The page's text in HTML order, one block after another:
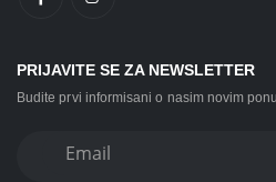
PRIJAVITE SE ZA NEWSLETTER
Budite prvi informisani o nasim novim